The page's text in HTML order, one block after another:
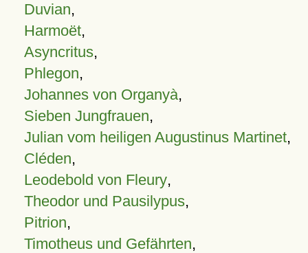
Duvian,
Harmoët,
Asyncritus,
Phlegon,
Johannes von Organyà,
Sieben Jungfrauen,
Julian vom heiligen Augustinus Martinet,
Cléden,
Leodebold von Fleury,
Theodor und Pausilypus,
Pitrion,
Timotheus und Gefährten,